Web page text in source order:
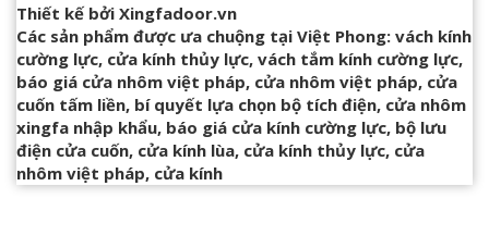
Thiết kế bởi Xingfadoor.vn
Các sản phẩm được ưa chuộng tại Việt Phong: vách kính
cường lực, cửa kính thủy lực, vách tắm kính cường lực,
báo giá cửa nhôm việt pháp, cửa nhôm việt pháp, cửa
cuốn tấm liền, bí quyết lựa chọn bộ tích điện, cửa nhôm
xingfa nhập khẩu, báo giá cửa kính cường lực, bộ lưu
điện cửa cuốn, cửa kính lùa, cửa kính thủy lực, cửa
nhôm việt pháp, cửa kính